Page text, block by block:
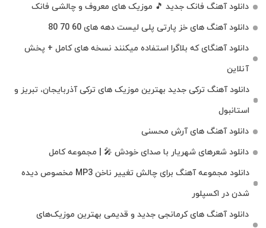
دانلود آهنگ فانک جدید 🎵 موزیک‌ های معروف و چالشی فانک
دانلود آهنگ های خز پارتی پلی لیست دهه های 60 70 80
دانلود آهنگای که بلاگرا استفاده میکنند نسخه های کامل + پخش
آنلاین
دانلود آهنگ ترکی جدید بهترین موزیک‌ های ترکی آذربایجان، تبریز و
استانبول
دانلود آهنگ های آرش محسنی
دانلود شعرهای شهریار با صدای خودش 🎤 | مجموعه کامل
دانلود مجموعه آهنگ برای چالش تغییر ناخن MP3 مخصوص دیده
شدن در اکسپلور
دانلود آهنگ‌ های کرمانجی جدید و قدیمی بهترین موزیک‌های